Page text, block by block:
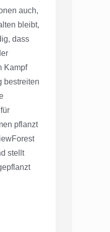
auch,
bleibt,
dass
Kampf
bestreiten
pflanzt
stellt